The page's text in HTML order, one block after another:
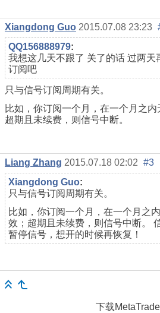
Xiangdong Guo 2015.07.08 23:23
QQ156888979:
我想这几天不跟了 关了的话 过两天
订阅吧
只与信号订阅周期有关。
比如，你订阅一个月，在一个月之内
超期且未续费，则信号中断。
Liang Zhang 2015.07.18 02:02 #3
Xiangdong Guo:
只与信号订阅周期有关。
比如，你订阅一个月，在一个月之
效；超期且未续费，则信号中断。
暂停信号，想开的时候再恢复！
下载